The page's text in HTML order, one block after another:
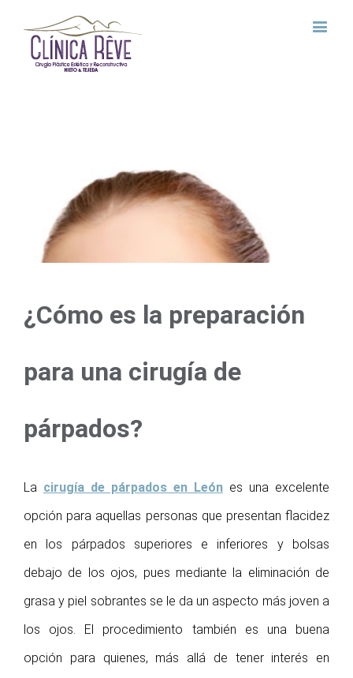
Image
¿Cómo es la preparación
para una cirugía de
párpados?
La cirugía de párpados en León es una excelente
opción para aquellas personas que presentan flacidez
en los párpados superiores e inferiores y bolsas
debajo de los ojos, pues mediante la eliminación de
grasa y piel sobrantes se le da un aspecto más joven a
los ojos. El procedimiento también es una buena
opción para quienes, más allá de tener interés en